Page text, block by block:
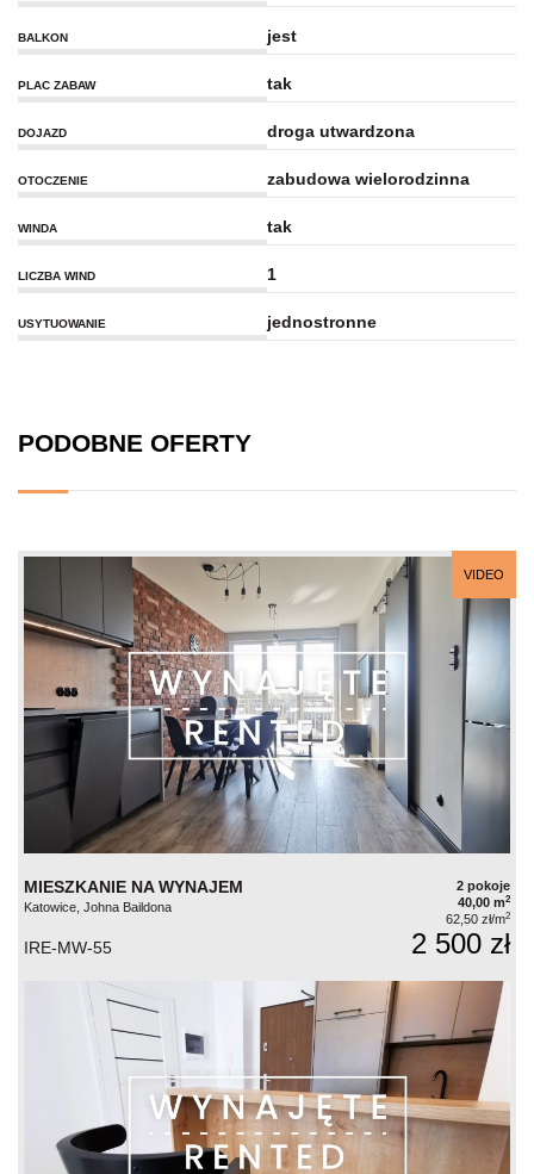
BALKON jest
PLAC ZABAW tak
DOJAZD droga utwardzona
OTOCZENIE zabudowa wielorodzinna
WINDA tak
LICZBA WIND 1
USYTUOWANIE jednostronne
PODOBNE OFERTY
VIDEO
MIESZKANIE NA WYNAJEM
Katowice, Johna Baildona
2 pokoje
40,00 m2
62,50 zł/m2
IRE-MW-55 2 500 zł